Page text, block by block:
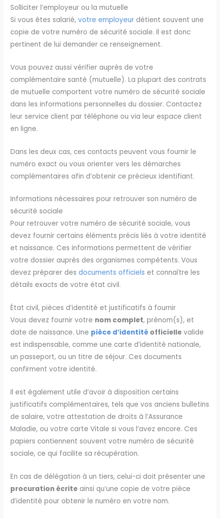
Solliciter l’employeur ou la mutuelle
Si vous êtes salarié,votre employeur détient souvent une
copie de votre numéro de sécurité sociale. Il est donc
pertinent de lui demander ce renseignement.
Vous pouvez aussi vérifier auprès de votre
complémentaire santé (mutuelle). La plupart des contrats
de mutuelle comportent votre numéro de sécurité sociale
dans les informations personnelles du dossier. Contactez
leur service client par téléphone ou via leur espace client
en ligne.
Dans les deux cas, ces contacts peuvent vous fournir le
numéro exact ou vous orienter vers les démarches
complémentaires afin d’obtenir ce précieux identifiant.
Informations nécessaires pour retrouver son numéro de
sécurité sociale
Pour retrouver votre numéro de sécurité sociale, vous
devez fournir certains éléments précis liés à votre identité
et naissance. Ces informations permettent de vérifier
votre dossier auprès des organismes compétents. Vous
devez préparer desdocuments officiels et connaître les
détails exacts de votre état civil.
État civil, pièces d’identité et justificatifs à fournir
Vous devez fournir votre nom complet, prénom(s), et
date de naissance. Une pièce d’identité officielle valide
est indispensable, comme une carte d’identité nationale,
un passeport, ou un titre de séjour. Ces documents
confirment votre identité.
Il est également utile d’avoir à disposition certains
justificatifs complémentaires, tels que vos anciens bulletins
de salaire, votre attestation de droits à l’Assurance
Maladie, ou votre carte Vitale si vous l’avez encore. Ces
papiers contiennent souvent votre numéro de sécurité
sociale, ce qui facilite sa récupération.
En cas de délégation à un tiers, celui-ci doit présenter une
procuration écrite ainsi qu’une copie de votre pièce
d’identité pour obtenir le numéro en votre nom.